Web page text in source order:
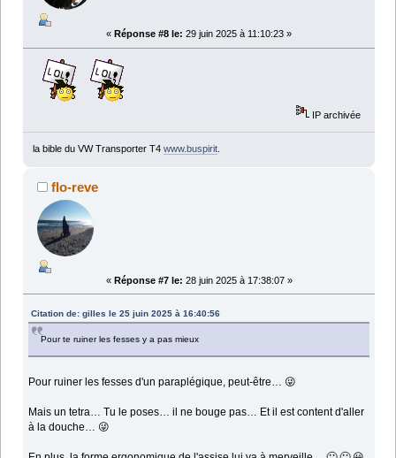
« Réponse #8 le: 29 juin 2025 à 11:10:23 »
IP archivée
la bible du VW Transporter T4 www.buspirit.
flo-reve
« Réponse #7 le: 28 juin 2025 à 17:38:07 »
Citation de: gilles le 25 juin 2025 à 16:40:56
Pour te ruiner les fesses y a pas mieux
Pour ruiner les fesses d'un paraplégique, peut-être… 😜
Mais un tetra… Tu le poses… il ne bouge pas… Et il est content d'aller
à la douche… 😜